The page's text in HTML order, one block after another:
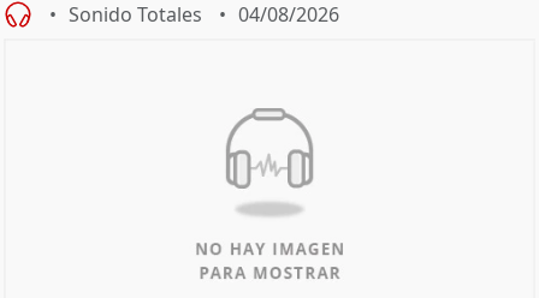
Sonido Totales 04/08/2026